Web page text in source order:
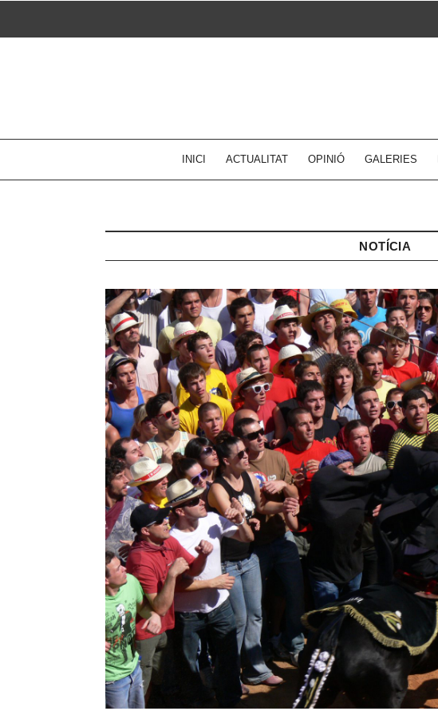
INICI ACTUALITAT OPINIÓ GALERIES
NOTÍCIA